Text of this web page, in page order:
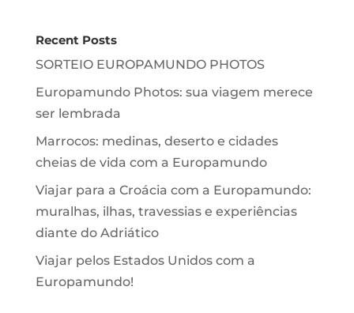
Recent Posts
SORTEIO EUROPAMUNDO PHOTOS
Europamundo Photos: sua viagem merece
ser lembrada
Marrocos: medinas, deserto e cidades
cheias de vida com a Europamundo
Viajar para a Croácia com a Europamundo:
muralhas, ilhas, travessias e experiências
diante do Adriático
Viajar pelos Estados Unidos com a
Europamundo!